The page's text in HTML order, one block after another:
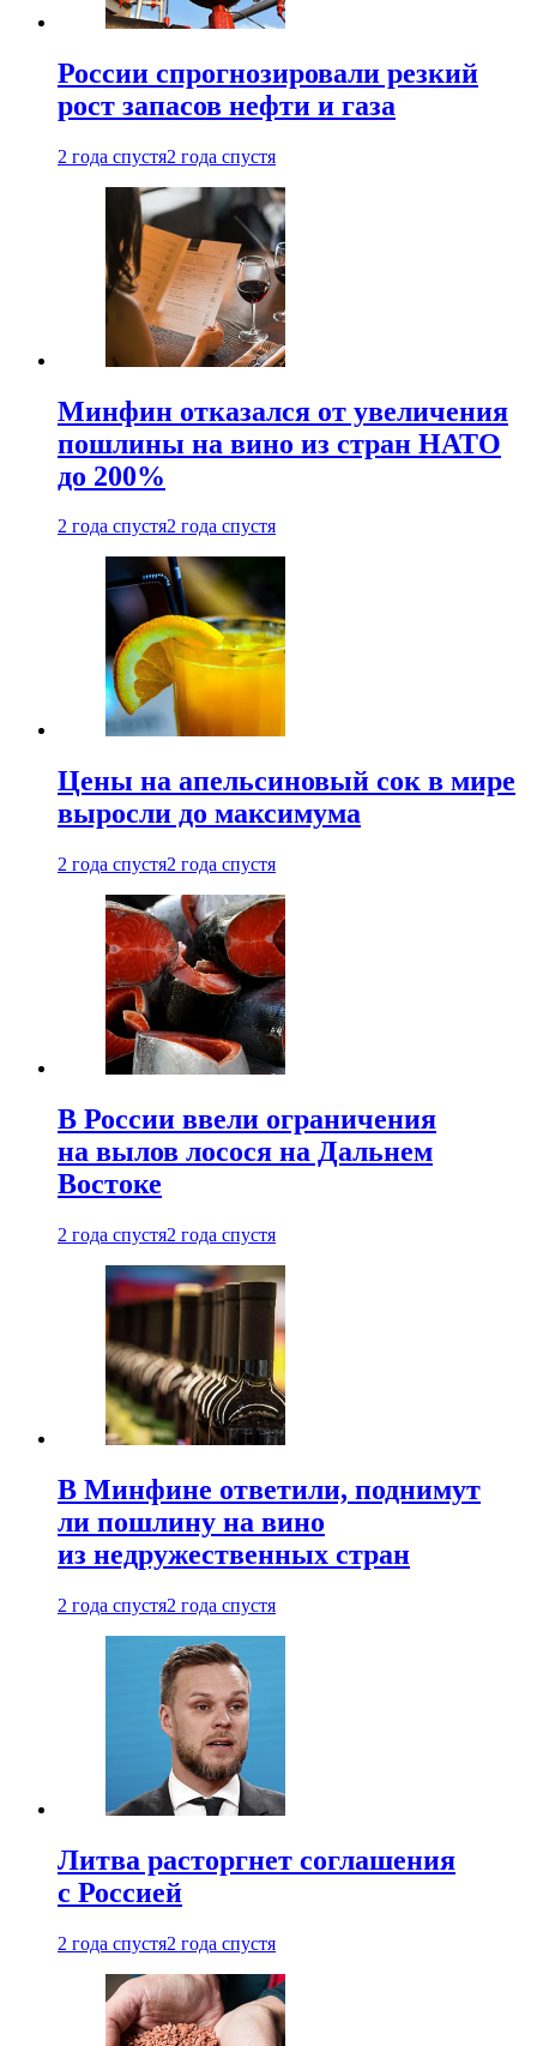
России спрогнозировали резкий
рост запасов нефти и газа
2 года спустя2 года спустя
Минфин отказался от увеличения
пошлины на вино из стран НАТО
до 200%
2 года спустя2 года спустя
Цены на апельсиновый сок в мире
выросли до максимума
2 года спустя2 года спустя
В России ввели ограничения
на вылов лосося на Дальнем
Востоке
2 года спустя2 года спустя
В Минфине ответили, поднимут
ли пошлину на вино
из недружественных стран
2 года спустя2 года спустя
Литва расторгнет соглашения
с Россией
2 года спустя2 года спустя